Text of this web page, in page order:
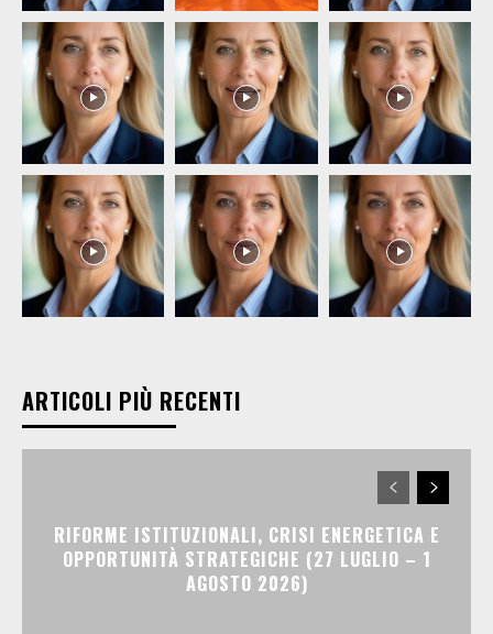
ARTICOLI PIÙ RECENTI
RIFORME ISTITUZIONALI, CRISI ENERGETICA E
OPPORTUNITÀ STRATEGICHE (27 LUGLIO – 1
AGOSTO 2026)